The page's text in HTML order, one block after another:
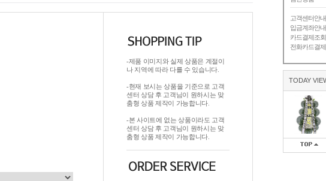
고객센터안내
입금계좌안내
카드결제조회
전화카드결제
TODAY
-제품 이미지와 실제 상품은 계절이
나 지역에 따라 다를 수 있습니다.
-현재 보시는 상품을 기준으로 고객
센터 상담 후 고객님이 원하시는 맞
춤형 상품 제작이 가능합니다.
-본 사이트에 없는 상품이라도 고객
센터 상담 후 고객님이 원하시는 맞
춤형 상품 제작이 가능합니다.